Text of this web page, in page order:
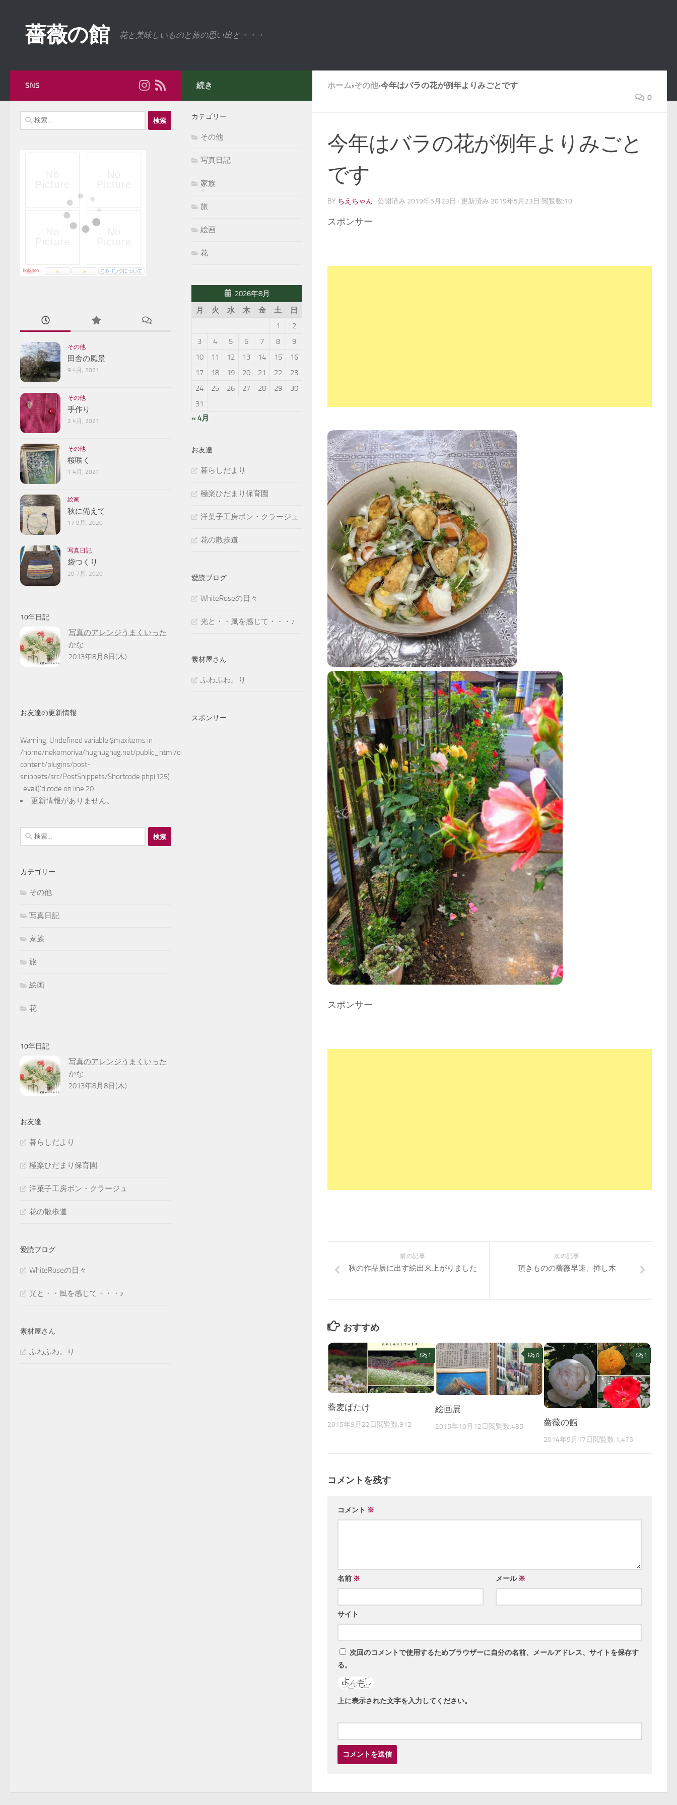
薔薇の館 花と美味しいものと旅の思い出と・・・
ホーム›その他›今年はバラの花が例年よりみごとです
0
今年はバラの花が例年よりみごと
です
BY ちえちゃん · 公開済み 2019年5月23日 · 更新済み 2019年5月23日 閲覧数:10
スポンサー
スポンサー
次の記事
頂きものの薔薇早速、揷し木
前の記事
秋の作品展に出す絵出来上がりました
おすすめ
1
蕎麦ばたけ
2015年9月22日 閲覧数:912
0
絵画展
2015年10月12日 閲覧数:435
1
薔薇の館
2014年5月17日 閲覧数:1,475
コメントを残す
コメント ※
名前 ※ メール ※
サイト
次回のコメントで使用するためブラウザーに自分の名前、メールアドレス、サイトを保存す
る。
上に表示された文字を入力してください。
SNS
検
索:
その他
田舎の風景
9 4月, 2021
その他
手作り
2 4月, 2021
その他
桜咲く
1 4月, 2021
絵画
秋に備えて
17 9月, 2020
写真日記
袋つくり
20 7月, 2020
10年日記
写真のアレンジうまくいった
かな
2013年8月8日(木)
お友達の更新情報
Warning: Undefined variable $maxitems in
/home/nekomoriya/hughughag.net/public_html/otake/wp-
content/plugins/post-
snippets/src/PostSnippets/Shortcode.php(125)
: eval()'d code on line 20
更新情報がありません。
検
索:
カテゴリー
その他
写真日記
家族
旅
絵画
花
10年日記
写真のアレンジうまくいった
かな
2013年8月8日(木)
お友達
暮らしだより
極楽ひだまり保育園
洋菓子工房ボン・クラージュ
花の散歩道
愛読ブログ
WhiteRoseの日々
光と・・風を感じて・・・♪
素材屋さん
ふわふわ。り
続き
カテゴリー
その他
写真日記
家族
旅
絵画
花
2026年8月
月
火 水 木 金 土
日
1
2
3
4 5 6 7 8
9
10
11 12 13 14 15
16
17
18 19 20 21 22
23
24
25 26 27 28 29
30
31
« 4月
お友達
暮らしだより
極楽ひだまり保育園
洋菓子工房ボン・クラージュ
花の散歩道
愛読ブログ
WhiteRoseの日々
光と・・風を感じて・・・♪
素材屋さん
ふわふわ。り
スポンサー